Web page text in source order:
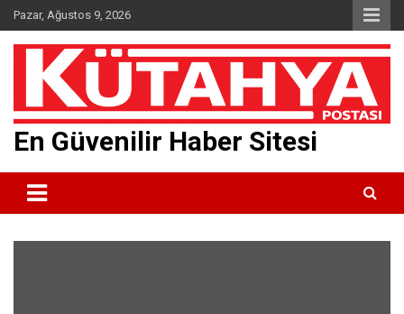
Skip
to
content
Pazar, Ağustos 9, 2026
En Güvenilir Haber Sitesi